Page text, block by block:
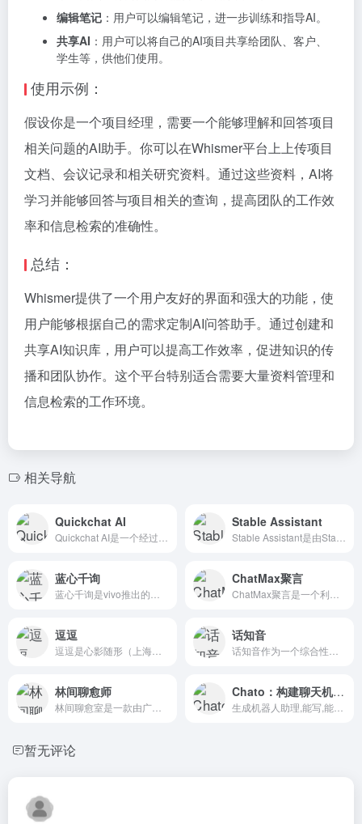
编辑笔记 ：用户可以编辑笔记，进一步训练和指导AI。
共享AI ：用户可以将自己的AI项目共享给团队、客户、
学生等，供他们使用。
使用示例：
假设你是一个项目经理，需要一个能够理解和回答项目
相关问题的AI助手。你可以在Whismer平台上上传项目
文档、会议记录和相关研究资料。通过这些资料，AI将
学习并能够回答与项目相关的查询，提高团队的工作效
率和信息检索的准确性。
总结：
Whismer提供了一个用户友好的界面和强大的功能，使
用户能够根据自己的需求定制AI问答助手。通过创建和
共享AI知识库，用户可以提高工作效率，促进知识的传
播和团队协作。这个平台特别适合需要大量资料管理和
信息检索的工作环境。
相关导航
Quickchat AI Stable Assistant
蓝心千询 ChatMax聚言
逗逗 话知音
林间聊愈师 Chato：构建聊天机器人
暂无评论